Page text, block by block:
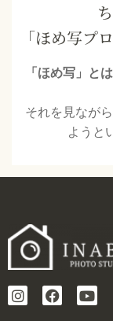
「ほめ写プ
「ほめ写」とは
それを見なが
ようと